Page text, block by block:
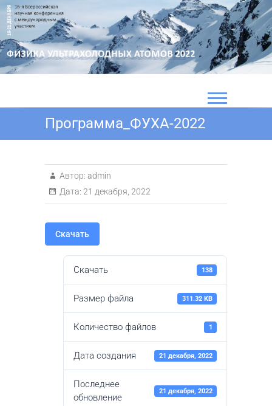
Перейти
содержимому
Программа_ФУХА-2022
Автор: admin
Дата: 21 декабря, 2022
Скачать
Скачать 138
Размер файла 311.32 KB
Количество файлов 1
Дата создания 21 декабря, 2022
Последнее
обновление
21 декабря, 2022